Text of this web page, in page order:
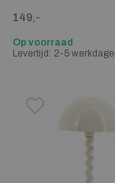
149,-
Op voorraad
Levertijd: 2-5
Toevoegen
Verwijderen